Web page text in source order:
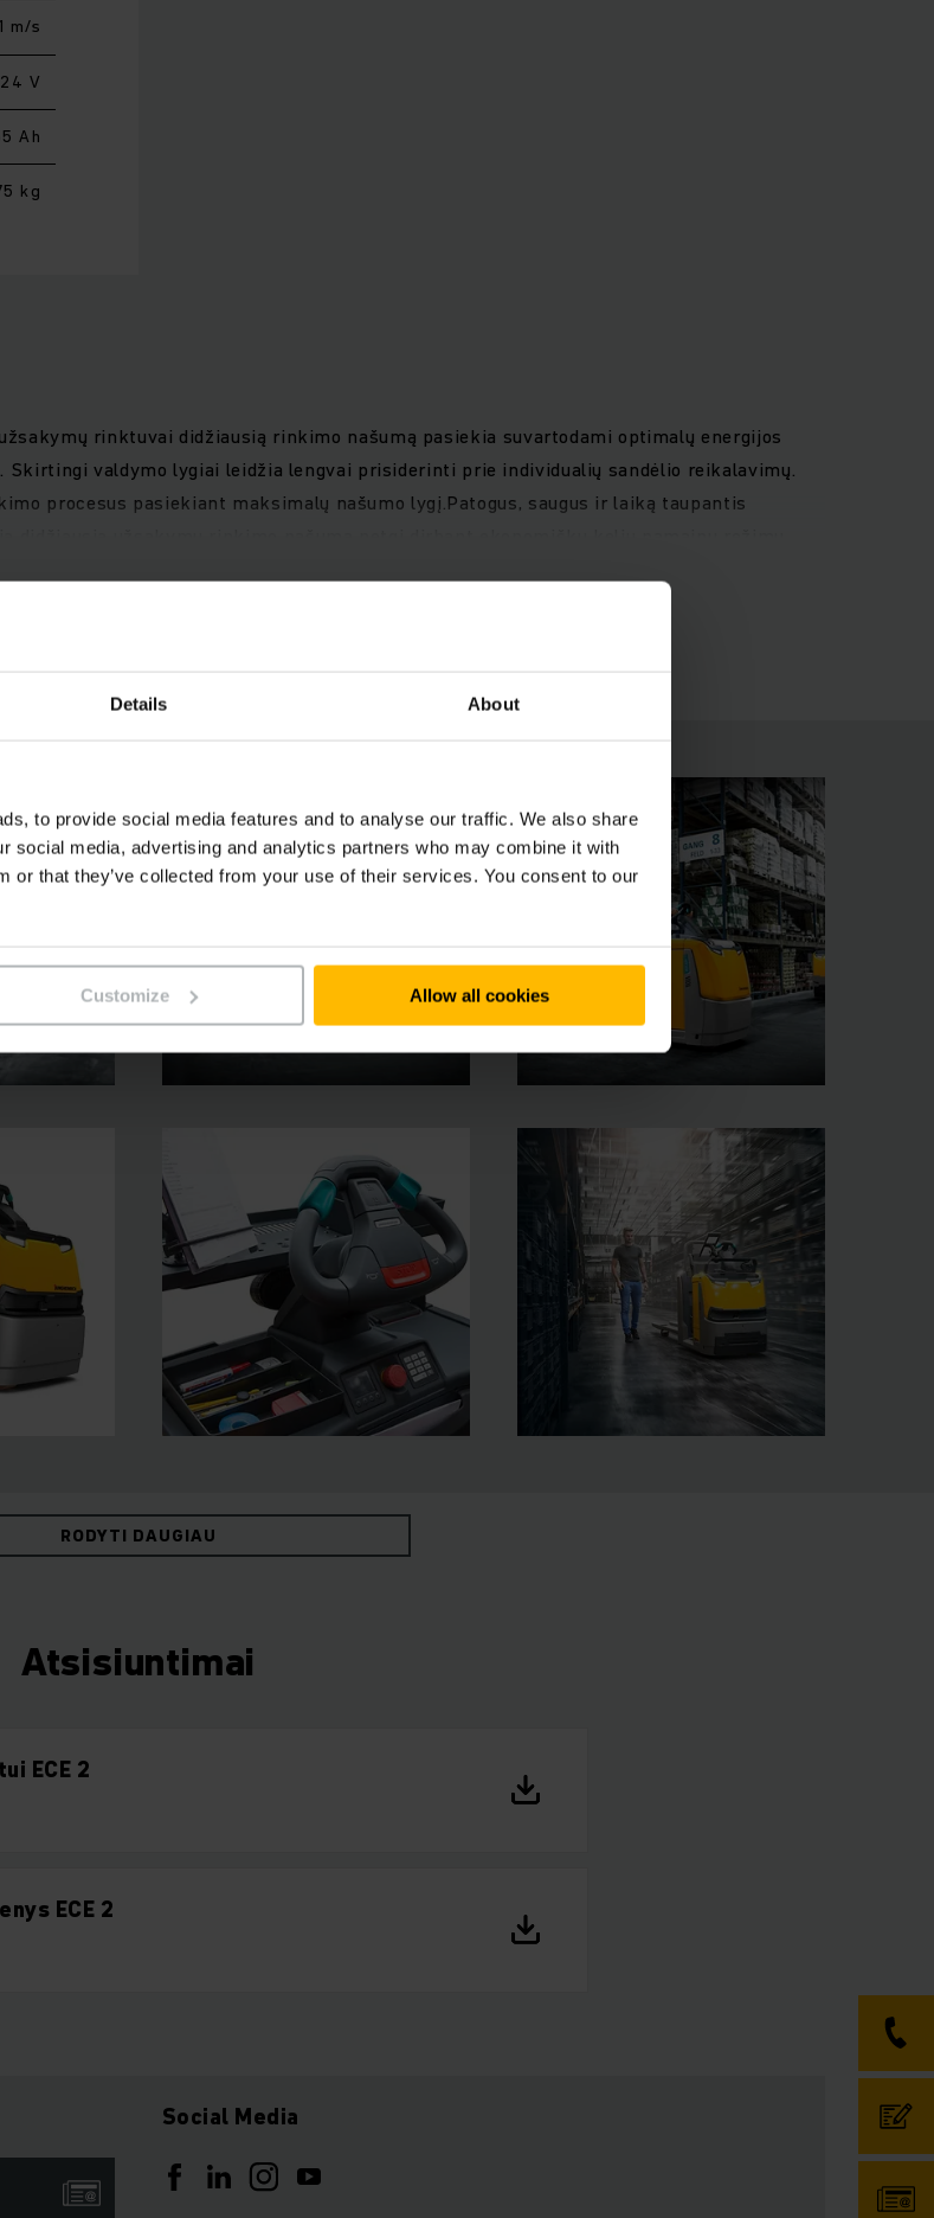
Details About
to provide social media features and to analyse our traffic. We also share
social media, advertising and analytics partners who may combine it with
or that they’ve collected from your use of their services. You consent to our
Customize Allow all cookies
m/s
24 V
Ah
kg
rinktuvai didžiausią rinkimo našumą pasiekia suvartodami optimalų energijos
valdymo lygiai leidžia lengvai prisiderinti prie individualių sandėlio reikalavimų.
procesus pasiekiant maksimalų našumo lygį.Patogus, saugus ir laiką taupantis
su tokiu pagreičiu, kokio neturi joks kitas į rinką išleistas krautuvas. Hidrauliniu
vairuotojo vieta su į aukštį reguliuojamu daugiafunkciu vairu ir lengvai
Reikiamą saugumą užtikrina pagalbinės sistemos, pvz., „DayLED“ dienos šviesos,
RODYTI DAUGIAU
Atsisiuntimai
ECE 2
ECE 2
Social Media